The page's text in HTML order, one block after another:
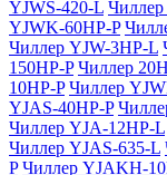
YJWS-420-L
YJWK-60HP-P
Чиллер YJW-3HP-L
150HP-P Чиллер
10HP-P Чиллер
YJAS-40HP-P
Чиллер YJA-12HP-L
Чиллер YJAS-635-L
P Чиллер YJAKH-